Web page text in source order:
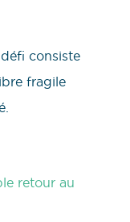
consiste
fragile
retour au